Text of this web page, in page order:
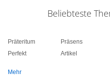
Beliebteste
Präteritum
Perfekt
Präsens
Artikel
Mehr